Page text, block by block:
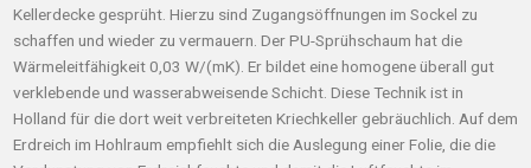
Kellerdecke gesprüht. Hierzu sind Zugangsöffnungen im Sockel zu
schaffen und wieder zu vermauern. Der PU-Sprühschaum hat die
Wärmeleitfähigkeit 0,03 W/(mK). Er bildet eine homogene überall gut
verklebende und wasserabweisende Schicht. Diese Technik ist in
Holland für die dort weit verbreiteten Kriechkeller gebräuchlich. Auf dem
Erdreich im Hohlraum empfiehlt sich die Auslegung einer Folie, die die